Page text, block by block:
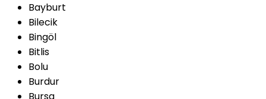
Bayburt
Bilecik
Bingöl
Bitlis
Bolu
Burdur